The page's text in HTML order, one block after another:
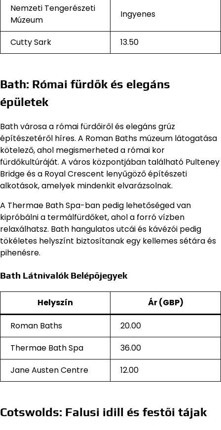
Nemzeti Tengerészeti
Múzeum
Ingyenes
Cutty Sark 13.50
Bath: Római fürdők és elegáns
épületek
Bath városa a római fürdőiről és elegáns grúz
építészetéről híres. A Roman Baths múzeum látogatása
kötelező, ahol megismerheted a római kor
fürdőkultúráját. A város központjában található Pulteney
Bridge és a Royal Crescent lenyűgöző építészeti
alkotások, amelyek mindenkit elvarázsolnak.
A Thermae Bath Spa-ban pedig lehetőséged van
kipróbálni a termálfürdőket, ahol a forró vízben
relaxálhatsz. Bath hangulatos utcái és kávézói pedig
tökéletes helyszínt biztosítanak egy kellemes sétára és
pihenésre.
Bath Látnivalók Belépőjegyek
Helyszín Ár (GBP)
Roman Baths
20.00
Thermae Bath Spa
36.00
Jane Austen Centre
12.00
Cotswolds: Falusi idill és festői tájak